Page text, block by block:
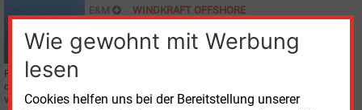
Wie gewohnt mit Werbung
lesen
Cookies helfen uns bei der Bereitstellung unserer
E&M WINDKRAFT OFFSHORE
Für ihre aktuelle Halbjahresbilanz konnten die Offshore-Windverbände nur
die Errichtung von 16 Windturbinen vermelden, deren Bau sich im
vergangenen Jahr verzögert hatte.